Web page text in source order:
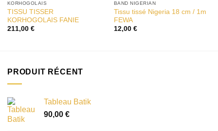
KORHOGOLAIS
TISSU TISSER
KORHOGOLAIS FANIE
211,00 €
d’envies
BAND NIGERIAN
Tissu tissé Nigeria 18 cm / 1m
FEWA
12,00 €
PRODUIT RÉCENT
Tableau Batik
90,00 €